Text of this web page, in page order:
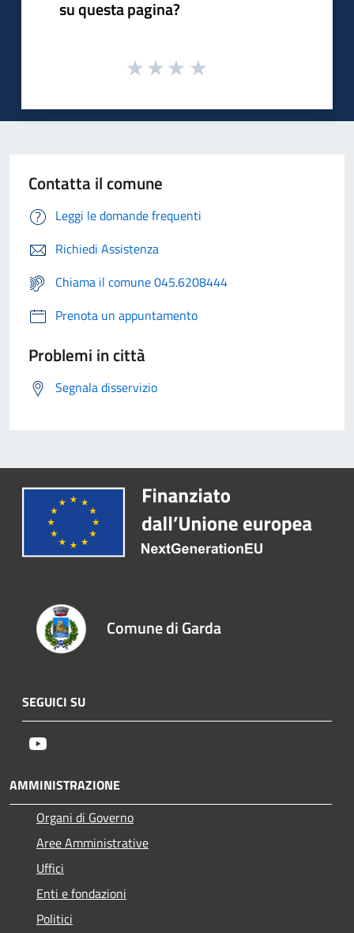
su questa pagina?
Contatta il comune
Leggi le domande frequenti
Richiedi Assistenza
Chiama il comune 045.6208444
Prenota un appuntamento
Problemi in città
Segnala disservizio
Comune di Garda
SEGUICI SU
AMMINISTRAZIONE
Organi di Governo
Aree Amministrative
Uffici
Enti e fondazioni
Politici